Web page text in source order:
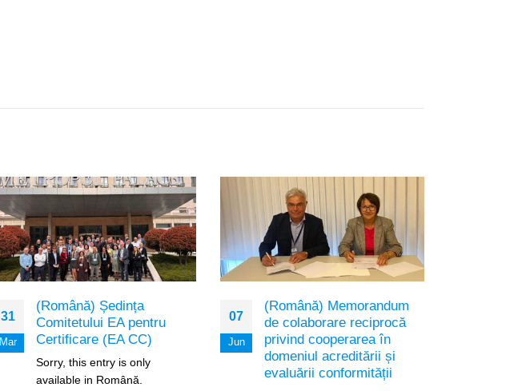
31
Mar
(Română) Ședința
Comitetului EA pentru
Certificare (EA CC)
Sorry, this entry is only
available in Română.
07
Jun
(Română) Memorandum
de colaborare reciprocă
privind cooperarea în
domeniul acreditării și
evaluării conformității